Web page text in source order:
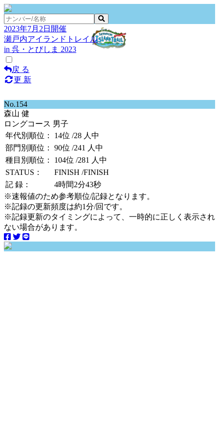
2023年7月2日開催
瀬戸内アイランドトレイル
in 呉・とびしま 2023
戻 る
更 新
No.154
森山 健
ロングコース 男子
年代別順位：
14位 /28 人中
部門別順位：
90位 /241 人中
種目別順位：
104位 /281 人中
STATUS：
FINISH /FINISH
記 録：
4時間2分43秒
※速報値のため参考順位/記録となります。
※記録の更新頻度は約1分/回です。
※記録更新のタイミングによって、一時的に正しく表示され
ない場合があります。